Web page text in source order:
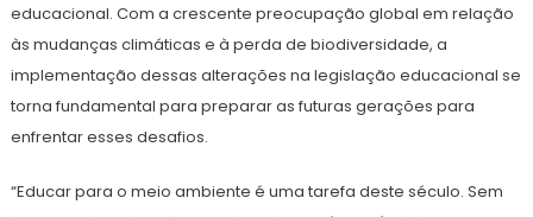
educacional. Com a crescente preocupação global em relação
às mudanças climáticas e à perda de biodiversidade, a
implementação dessas alterações na legislação educacional se
torna fundamental para preparar as futuras gerações para
enfrentar esses desafios.
“Educar para o meio ambiente é uma tarefa deste século. Sem